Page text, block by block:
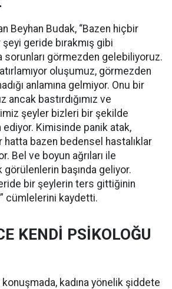
Beyhan Budak, “Bazen hiçbir
geride bırakmış gibi
sorunları görmezden gelebiliyoruz.
oluşumuz, görmezden
anlamına gelmiyor. Onu bir
ancak bastırdığımız ve
şeyler bizleri bir şekilde
Kimisinde panik atak,
hatta bazen bedensel hastalıklar
Bel ve boyun ağrıları ile
başında geliyor.
bir şeylerin ters gittiğinin
cümlelerini kaydetti.
KENDİ PSİKOLOĞU
konuşmada, kadına yönelik şiddete